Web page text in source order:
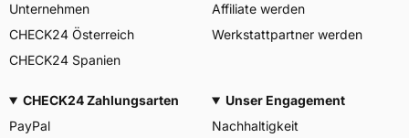
Unternehmen
CHECK24 Österreich
CHECK24 Spanien
Affiliate werden
Werkstattpartner werden
CHECK24 Zahlungsarten
PayPal
Unser Engagement
Nachhaltigkeit